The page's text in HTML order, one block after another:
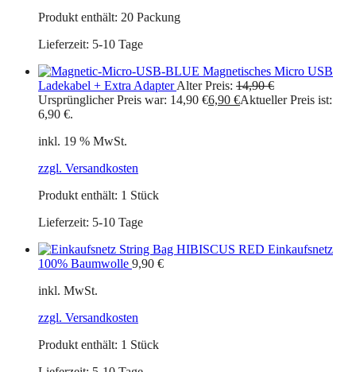
Produkt enthält: 20 Packung
Lieferzeit: 5-10 Tage
Magnetisches Micro USB
Ladekabel + Extra Adapter Alter Preis: 14,90€
Ursprünglicher Preis war: 14,90 €6,90 €Aktueller Preis ist:
6,90 €.
inkl. 19 % MwSt.
zzgl. Versandkosten
Produkt enthält: 1 Stück
Lieferzeit: 5-10 Tage
Einkaufsnetz
100% Baumwolle 9,90 €
inkl. MwSt.
zzgl. Versandkosten
Produkt enthält: 1 Stück